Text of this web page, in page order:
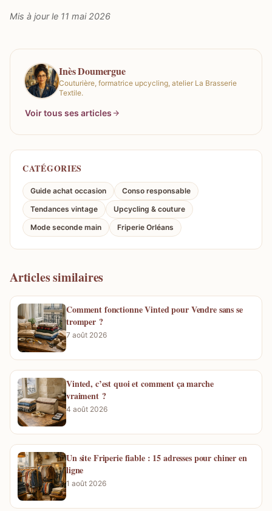
Mis à jour le 11 mai 2026
Inès Doumergue
Couturière, formatrice upcycling, atelier La Brasserie
Textile.
Voir tous ses articles
CATÉGORIES
Guide achat occasion
Conso responsable
Tendances vintage
Upcycling & couture
Mode seconde main
Friperie Orléans
Articles similaires
Comment fonctionne Vinted pour Vendre sans se
tromper ?
7 août 2026
Vinted, c’est quoi et comment ça marche
vraiment ?
4 août 2026
Un site Friperie fiable : 15 adresses pour chiner en
ligne
1 août 2026